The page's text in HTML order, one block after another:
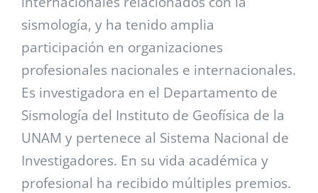
sismología, y ha tenido amplia
participación en organizaciones
profesionales nacionales e internacionales.
Es investigadora en el Departamento de
Sismología del Instituto de Geofísica de la
UNAM y pertenece al Sistema Nacional de
Investigadores. En su vida académica y
profesional ha recibido múltiples premios.